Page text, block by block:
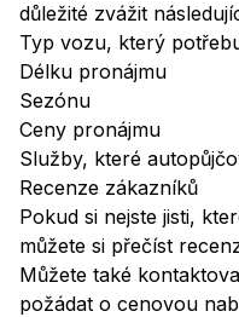
důležité zvážit
Typ vozu, který
Délku pronájmu
Sezónu
Ceny pronájmu
Služby, které
Recenze zákazníků
Pokud si nejste jisti,
můžete si přečíst
Můžete také
požádat o cenovou